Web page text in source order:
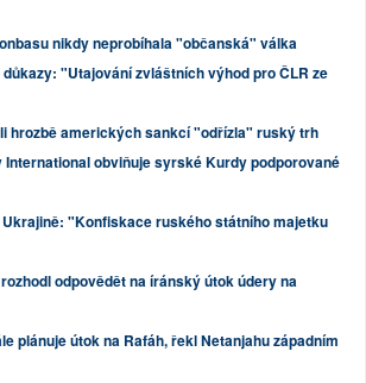
nikdy neprobíhala "občanská" válka
důkazy: "Utajování zvláštních výhod pro ČLR ze
hrozbě amerických sankcí "odřízla" ruský trh
International obviňuje syrské Kurdy podporované
Ukrajině: "Konfiskace ruského státního majetku
odpovědět na íránský útok údery na
plánuje útok na Rafáh, řekl Netanjahu západním